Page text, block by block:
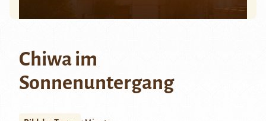
Chiwa im
Sonnenuntergang